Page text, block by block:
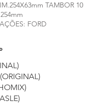
TAMBOR 10
FORD